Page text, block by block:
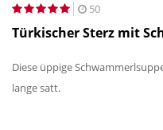
50
Türkischer Sterz mit
Diese üppige
lange satt.